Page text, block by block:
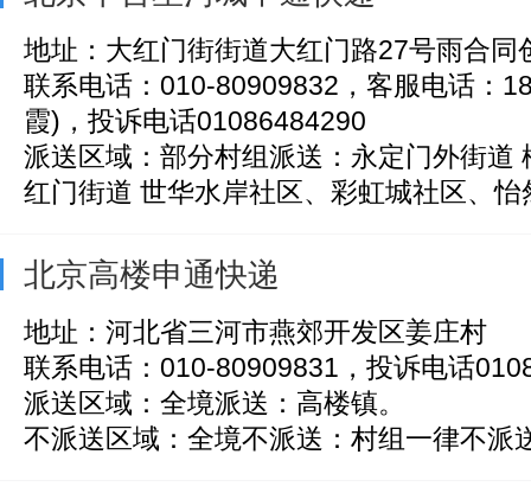
地址：大红门街街道大红门路27号雨合同
联系电话：010-80909832，客服电话：
霞)，投诉电话01086484290
派送区域：部分村组派送：永定门外街道
红门街道 世华水岸社区、彩虹城社区、怡
北京高楼申通快递
地址：河北省三河市燕郊开发区姜庄村
联系电话：010-80909831，投诉电话
派送区域：全境派送：高楼镇。
不派送区域：全境不派送：村组一律不派